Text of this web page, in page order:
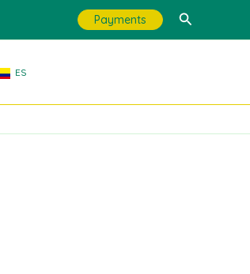
Payments Search
ES